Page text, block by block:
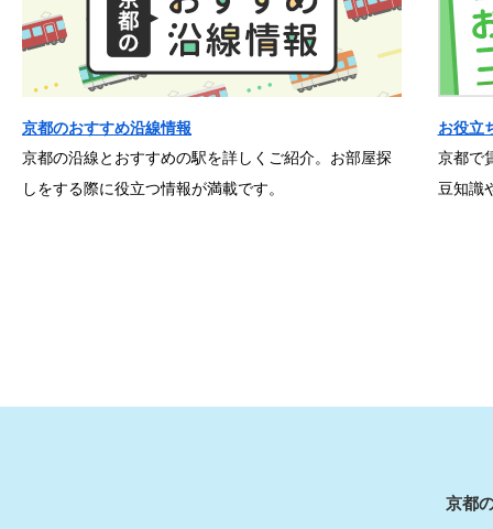
京都のおすすめ沿線情報
京都の沿線とおすすめの駅を詳しくご紹介。お部屋探
しをする際に役立つ情報が満載です。
お役立
京都で
豆知識
京都